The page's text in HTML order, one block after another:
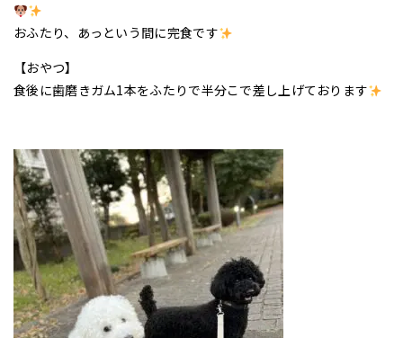
おふたり、あっという間に完食です
【おやつ】
食後に歯磨きガム1本をふたりで半分こで差し上げております